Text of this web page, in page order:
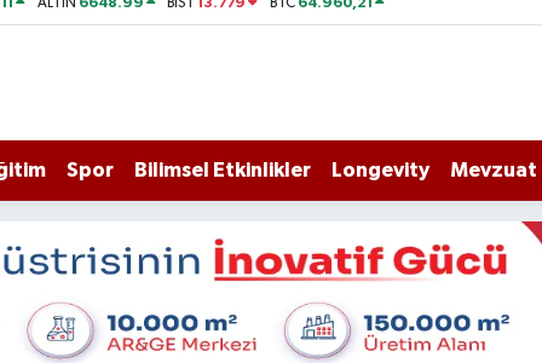
ALTIN BİST BTC
Spor Bilimsel Etkinlikler Longevity Mevzuat